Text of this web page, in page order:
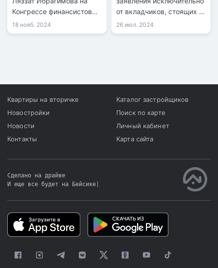
ипотеки
Конгрессе финансистов
Казахстана отметила, что
стремительное
казахстанцами средств
на жилье.
18 нояб. 2024
от вкладчиков, стоящих в
очереди на социальное
жилье.
26 июл. 2024
Квартиры на вторичке
Новостройки
Новости
Контакты
Каталог застройщиков
Поиск по карте
Личный кабинет
Карта сайта
Сделано на драйве
И еще все будет на Бейсике